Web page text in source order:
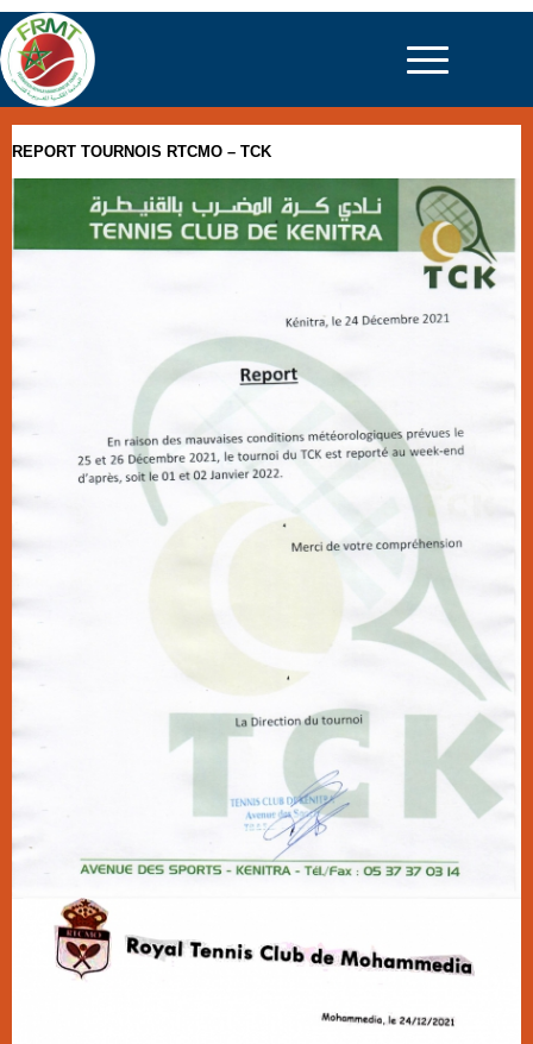
REPORT TOURNOIS RTCMO – TCK